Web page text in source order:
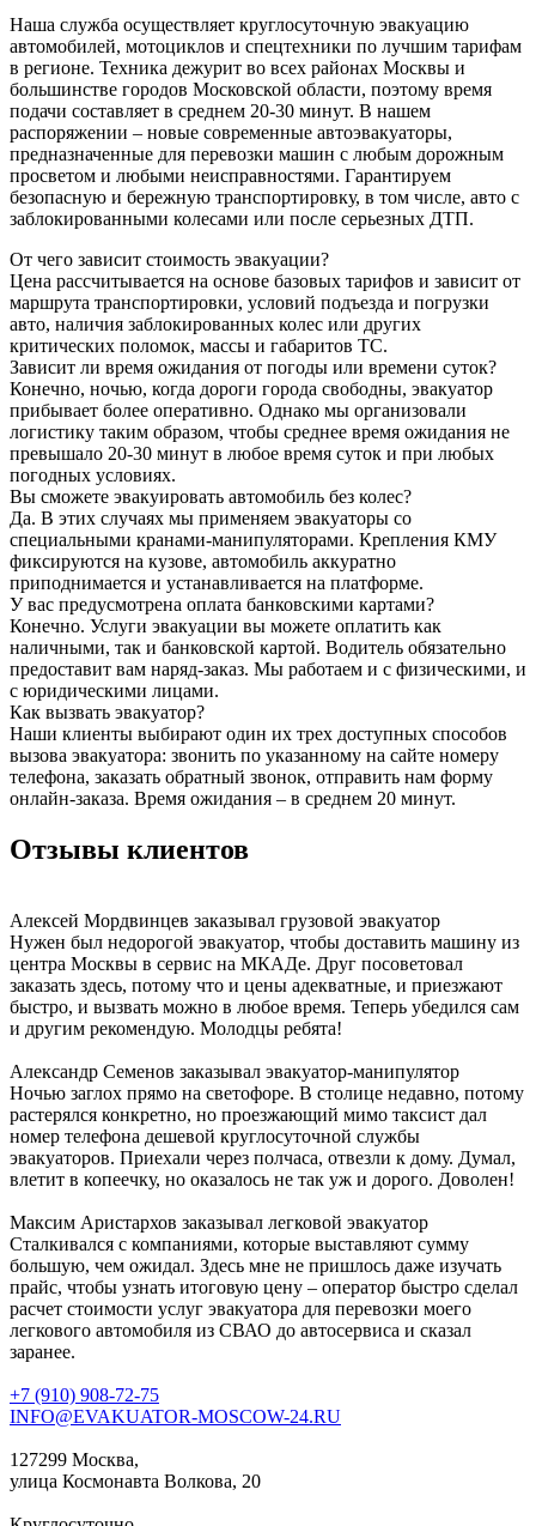
Наша служба осуществляет круглосуточную эвакуацию
автомобилей, мотоциклов и спецтехники по лучшим тарифам
в регионе. Техника дежурит во всех районах Москвы и
большинстве городов Московской области, поэтому время
подачи составляет в среднем 20-30 минут. В нашем
распоряжении – новые современные автоэвакуаторы,
предназначенные для перевозки машин с любым дорожным
просветом и любыми неисправностями. Гарантируем
безопасную и бережную транспортировку, в том числе, авто с
заблокированными колесами или после серьезных ДТП.
От чего зависит стоимость эвакуации?
Цена рассчитывается на основе базовых тарифов и зависит от
маршрута транспортировки, условий подъезда и погрузки
авто, наличия заблокированных колес или других
критических поломок, массы и габаритов ТС.
Зависит ли время ожидания от погоды или времени суток?
Конечно, ночью, когда дороги города свободны, эвакуатор
прибывает более оперативно. Однако мы организовали
логистику таким образом, чтобы среднее время ожидания не
превышало 20-30 минут в любое время суток и при любых
погодных условиях.
Вы сможете эвакуировать автомобиль без колес?
Да. В этих случаях мы применяем эвакуаторы со
специальными кранами-манипуляторами. Крепления КМУ
фиксируются на кузове, автомобиль аккуратно
приподнимается и устанавливается на платформе.
У вас предусмотрена оплата банковскими картами?
Конечно. Услуги эвакуации вы можете оплатить как
наличными, так и банковской картой. Водитель обязательно
предоставит вам наряд-заказ. Мы работаем и с физическими, и
с юридическими лицами.
Как вызвать эвакуатор?
Наши клиенты выбирают один их трех доступных способов
вызова эвакуатора: звонить по указанному на сайте номеру
телефона, заказать обратный звонок, отправить нам форму
онлайн-заказа. Время ожидания – в среднем 20 минут.
Отзывы клиентов
Алексей Мордвинцев заказывал грузовой эвакуатор
Нужен был недорогой эвакуатор, чтобы доставить машину из
центра Москвы в сервис на МКАДе. Друг посоветовал
заказать здесь, потому что и цены адекватные, и приезжают
быстро, и вызвать можно в любое время. Теперь убедился сам
и другим рекомендую. Молодцы ребята!
Александр Семенов заказывал эвакуатор-манипулятор
Ночью заглох прямо на светофоре. В столице недавно, потому
растерялся конкретно, но проезжающий мимо таксист дал
номер телефона дешевой круглосуточной службы
эвакуаторов. Приехали через полчаса, отвезли к дому. Думал,
влетит в копеечку, но оказалось не так уж и дорого. Доволен!
Максим Аристархов заказывал легковой эвакуатор
Сталкивался с компаниями, которые выставляют сумму
большую, чем ожидал. Здесь мне не пришлось даже изучать
прайс, чтобы узнать итоговую цену – оператор быстро сделал
расчет стоимости услуг эвакуатора для перевозки моего
легкового автомобиля из СВАО до автосервиса и сказал
заранее.
+7 (910) 908-72-75
INFO@EVAKUATOR-MOSCOW-24.RU
127299 Москва,
улица Космонавта Волкова, 20